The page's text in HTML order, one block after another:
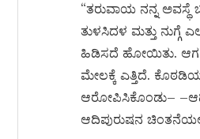
“ತರುವಾಯ ನನ್ನ ಅವಸ್ಥೆ
ತುಳಸಿದಳ ಮತ್ತು
ಹಿಡಿಸದೆ ಹೋಯಿತು. ಆಗ
ಮೇಲಕ್ಕೆ ಎತ್ತಿದೆ.
ಆರೋಪಿಸಿಕೊಂಡು–
ಆದಿಪುರುಷನ